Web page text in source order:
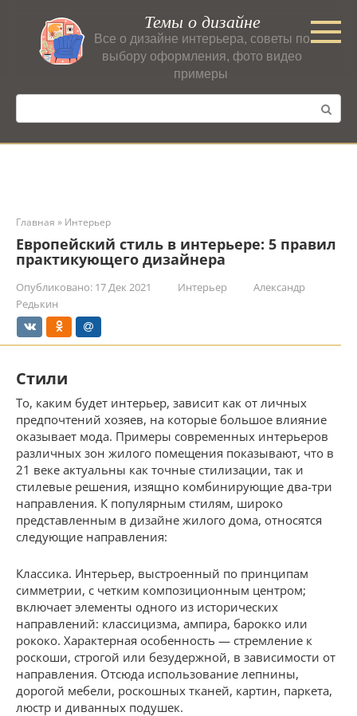
контенту
Темы о дизайне
Все о дизайне интерьера, советы по
выбору оформления, фото видео
примеры
Поиск:
Главная » Интерьер
Европейский стиль в интерьере: 5 правил
практикующего дизайнера
Опубликовано: 17 Дек 2021 Интерьер
Александр
Редькин
Стили
То, каким будет интерьер, зависит как от личных
предпочтений хозяев, на которые большое влияние
оказывает мода. Примеры современных интерьеров
различных зон жилого помещения показывают, что в
21 веке актуальны как точные стилизации, так и
стилевые решения, изящно комбинирующие два-три
направления. К популярным стилям, широко
представленным в дизайне жилого дома, относятся
следующие направления:
Классика. Интерьер, выстроенный по принципам
симметрии, с четким композиционным центром;
включает элементы одного из исторических
направлений: классицизма, ампира, барокко или
рококо. Характерная особенность — стремление к
роскоши, строгой или безудержной, в зависимости от
направления. Отсюда использование лепнины,
дорогой мебели, роскошных тканей, картин, паркета,
люстр и диванных подушек.